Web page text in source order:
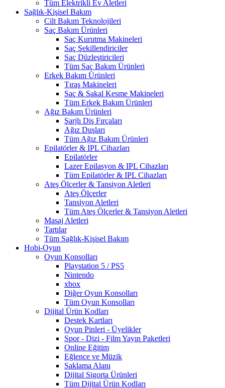
Tüm Elektrikli Ev Aletleri
Sağlık-Kişisel Bakım
Cilt Bakım Teknolojileri
Saç Bakım Ürünleri
Saç Kurutma Makineleri
Saç Şekillendiriciler
Saç Düzleştiricileri
Tüm Saç Bakım Ürünleri
Erkek Bakım Ürünleri
Tıraş Makineleri
Saç & Sakal Kesme Makineleri
Tüm Erkek Bakım Ürünleri
Ağız Bakım Ürünleri
Şarjlı Diş Fırçaları
Ağız Duşları
Tüm Ağız Bakım Ürünleri
Epilatörler & IPL Cihazları
Epilatörler
Lazer Epilasyon & IPL Cihazları
Tüm Epilatörler & IPL Cihazları
Ateş Ölçerler & Tansiyon Aletleri
Ateş Ölçerler
Tansiyon Aletleri
Tüm Ateş Ölçerler & Tansiyon Aletleri
Masaj Aletleri
Tartılar
Tüm Sağlık-Kişisel Bakım
Hobi-Oyun
Oyun Konsolları
Playstation 5 / PS5
Nintendo
xbox
Diğer Oyun Konsolları
Tüm Oyun Konsolları
Dijital Ürün Kodları
Destek Kartları
Oyun Pinleri - Üyelikler
Spor - Dizi - Film Yayın Paketleri
Online Eğitim
Eğlence ve Müzik
Saklama Alanı
Dijital Sigorta Ürünleri
Tüm Dijital Ürün Kodları